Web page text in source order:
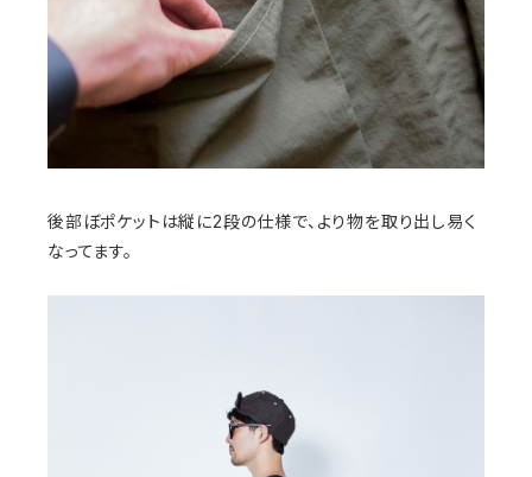
後部ぼポケットは縦に2段の仕様で、より物を取り出し易く
なってます。